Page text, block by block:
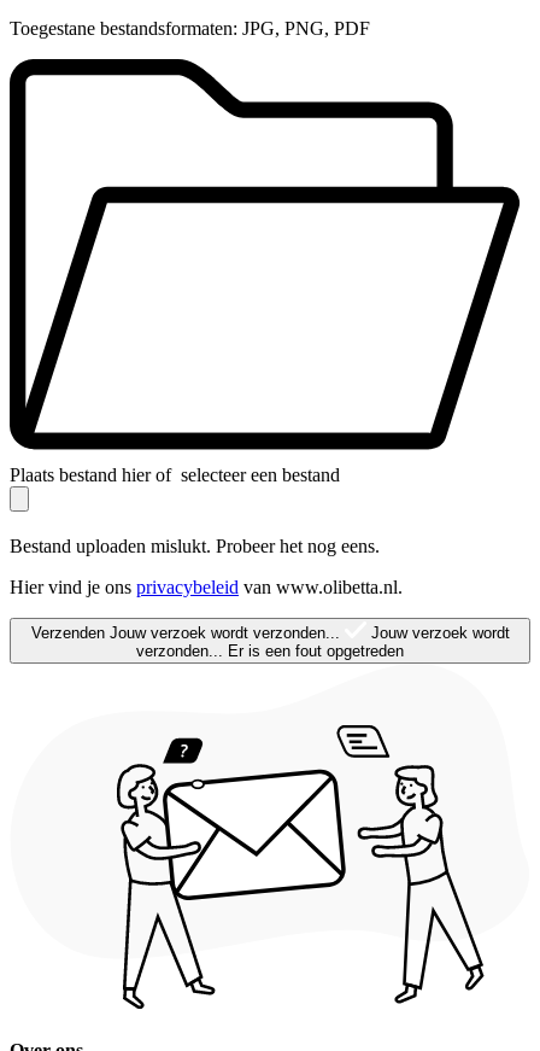
Toegestane bestandsformaten: JPG, PNG, PDF
Plaats bestand hier of selecteer een bestand
Bestand uploaden mislukt. Probeer het nog eens.
Hier vind je ons privacybeleid van www.olibetta.nl.
Verzenden Jouw verzoek wordt verzonden...
Jouw verzoek wordt
verzonden... Er is een fout opgetreden